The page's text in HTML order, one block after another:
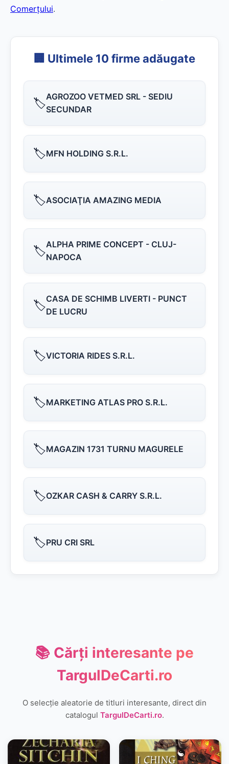
Comerțului.
🏢 Ultimele 10 firme adăugate
🏷️AGROZOO VETMED SRL - SEDIU
SECUNDAR
🏷️MFN HOLDING S.R.L.
🏷️ASOCIAŢIA AMAZING MEDIA
🏷️ALPHA PRIME CONCEPT - CLUJ-
NAPOCA
🏷️CASA DE SCHIMB LIVERTI - PUNCT
DE LUCRU
🏷️VICTORIA RIDES S.R.L.
🏷️MARKETING ATLAS PRO S.R.L.
🏷️MAGAZIN 1731 TURNU MAGURELE
🏷️OZKAR CASH & CARRY S.R.L.
🏷️PRU CRI SRL
📚 Cărți interesante pe
TargulDeCarti.ro
O selecție aleatorie de titluri interesante, direct din
catalogul TargulDeCarti.ro.